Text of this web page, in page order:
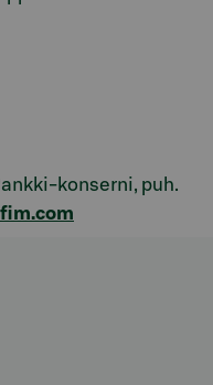
konserni, puh.